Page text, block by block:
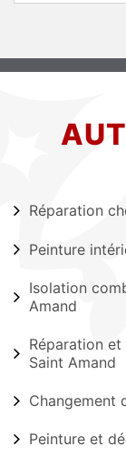
Réparation
Peinture
Isolation
Amand
Réparation
Saint Amand
Changement
Peinture et